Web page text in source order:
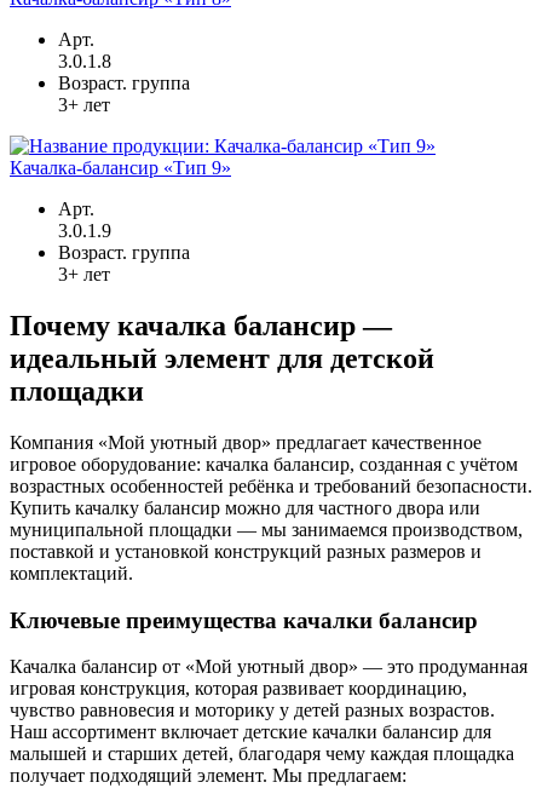
Арт.
3.0.1.8
Возраст. группа
3+ лет
Качалка-балансир «Тип 9»
Арт.
3.0.1.9
Возраст. группа
3+ лет
Почему качалка балансир —
идеальный элемент для детской
площадки
Компания «Мой уютный двор» предлагает качественное
игровое оборудование: качалка балансир, созданная с учётом
возрастных особенностей ребёнка и требований безопасности.
Купить качалку балансир можно для частного двора или
муниципальной площадки — мы занимаемся производством,
поставкой и установкой конструкций разных размеров и
комплектаций.
Ключевые преимущества качалки балансир
Качалка балансир от «Мой уютный двор» — это продуманная
игровая конструкция, которая развивает координацию,
чувство равновесия и моторику у детей разных возрастов.
Наш ассортимент включает детские качалки балансир для
малышей и старших детей, благодаря чему каждая площадка
получает подходящий элемент. Мы предлагаем: